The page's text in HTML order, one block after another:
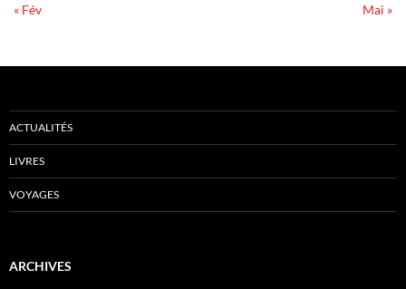
« Fév
Mai »
ACTUALITÉS
LIVRES
VOYAGES
ARCHIVES